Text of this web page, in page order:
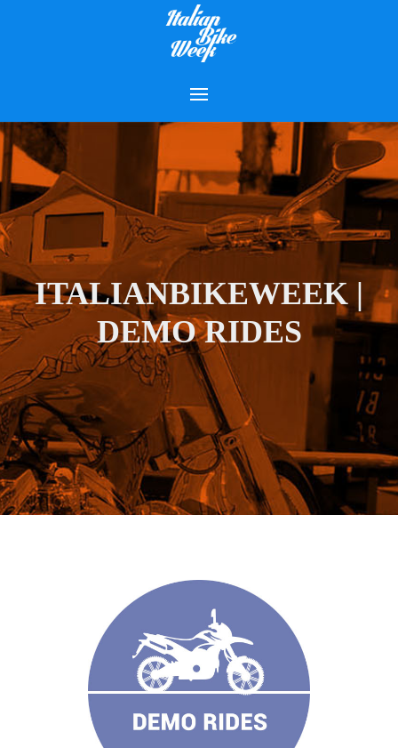
ITALIANBIKEWEEK |
DEMO RIDES